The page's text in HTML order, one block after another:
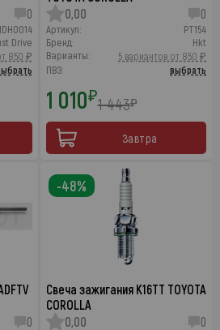
0
JDH0014
Drive
850 ₽
0,00
0
Артикул:
PT154
Бренд:
Hkt
Варианты:
5 вариантов от 850 ₽
ПВЗ:
выбрать
1 010₽1 443₽
Завтра
0
Свеча зажигания K16TT TOYOTA
COROLLA
0,00
0
-48%